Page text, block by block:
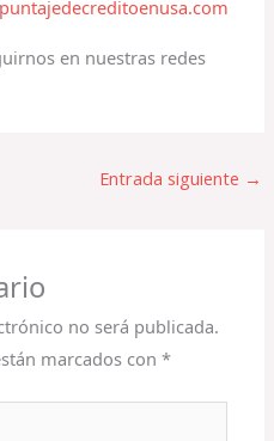
en nuestras redes
Entrada siguiente →
no será publicada.
marcados con*